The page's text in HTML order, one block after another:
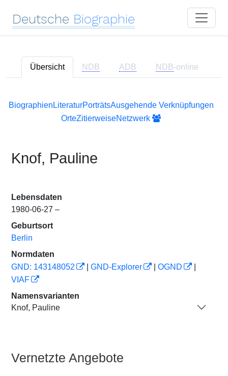
Deutsche Biographie
Übersicht NDB ADB NDB-online
Biographien LiteraturPorträtsAusgehende Verknüpfungen
OrteZitierweiseNetzwerk
Knof, Pauline
Lebensdaten
1980-06-27 –
Geburtsort
Berlin
Normdaten
GND: 143148052
GND-Explorer OGND
VIAF
Namensvarianten
Knof, Pauline
Vernetzte Angebote